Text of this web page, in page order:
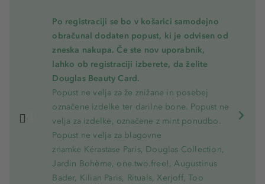
Po registraciji se bo v košarici samodejno
obračunal dodaten popust, ki je odvisen od
zneska nakupa. Če ste nov uporabnik,
lahko ob registraciji izberete, da želite
Douglas Beauty Card.
Popust ne velja za že znižane in posebej
označene izdelke ter darilne bone. Popust ne
velja za izdelke, označene z mint ponudbo.
Popust ne velja za blagovne
znamke Kérastase Paris, Douglas Collection,
Jardin Bohème, one.two.free!, Augustinus
Bader, Kilian Paris, Rituals, Xerjoff, Too